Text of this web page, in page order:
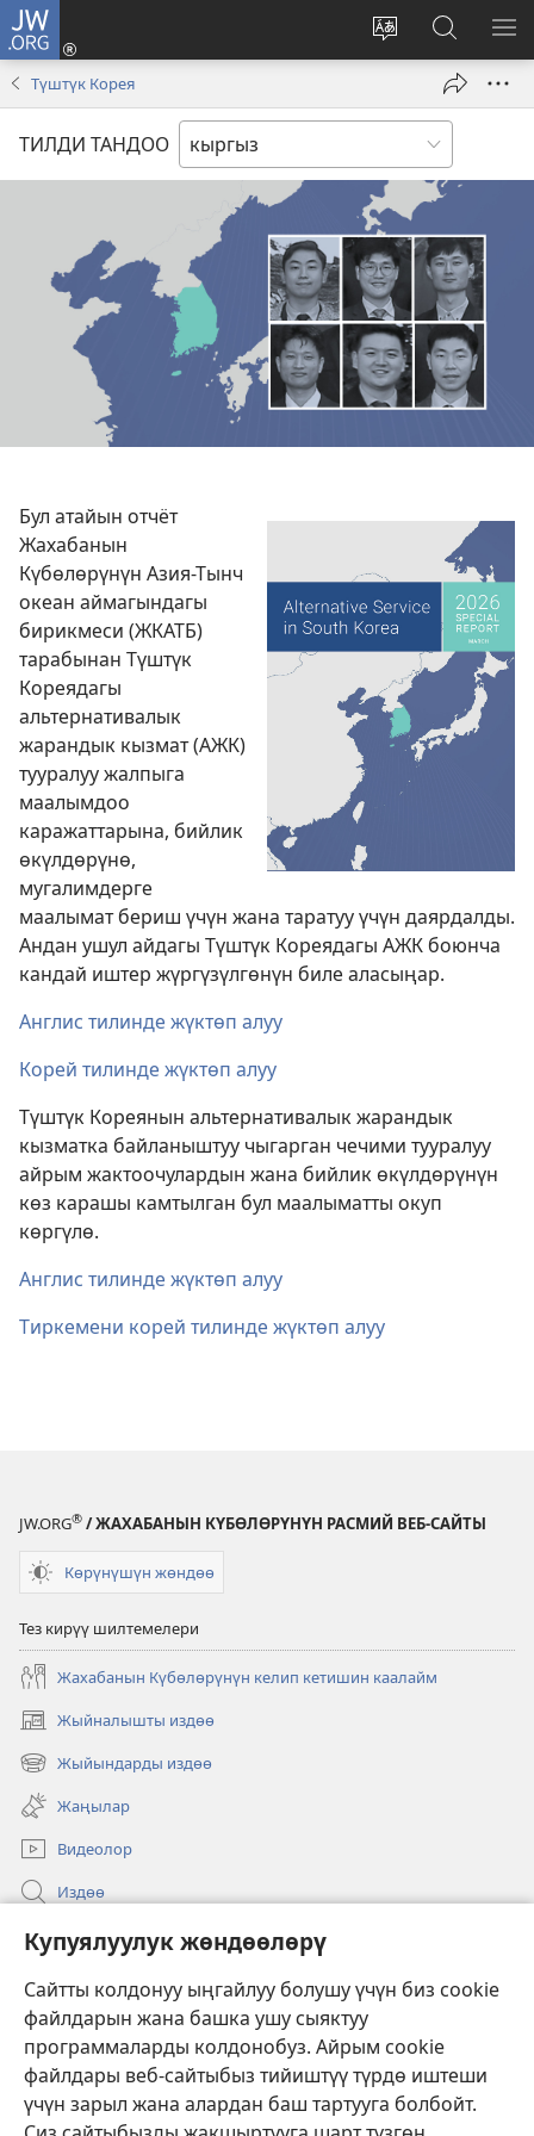
Купуялуулук жөндөөлөрү
Сайтты колдонуу ыңгайлуу болушу үчүн биз cookie
файлдарын жана башка ушу сыяктуу
программаларды колдонобуз. Айрым cookie
файлдары веб-сайтыбыз тийиштүү түрдө иштеши
үчүн зарыл жана алардан баш тартууга болбойт.
JW.ORG
Башка
тандоо
Кирүү
(жаңы
JW.ORG
сайтынан
издөө
Түштүк Корея
ТИЛДИ ТАНДОО
Бул атайын отчёт
Жахабанын
Күбөлөрүнүн Азия-Тынч
океан аймагындагы
бирикмеси (ЖКАТБ)
тарабынан Түштүк
Кореядагы
альтернативалык
жарандык кызмат (АЖК)
тууралуу жалпыга
маалымдоо
каражаттарына, бийлик
өкүлдөрүнө,
мугалимдерге
маалымат бериш үчүн жана таратуу үчүн даярдалды.
Андан ушул айдагы Түштүк Кореядагы АЖК боюнча
кандай иштер жүргүзүлгөнүн биле аласыңар.
Англис тилинде жүктөп алуу
Корей тилинде жүктөп алуу
Түштүк Кореянын альтернативалык жарандык
кызматка байланыштуу чыгарган чечими тууралуу
айрым жактоочулардын жана бийлик өкүлдөрүнүн
көз карашы камтылган бул маалыматты окуп
көргүлө.
Англис тилинде жүктөп алуу
Тиркемени корей тилинде жүктөп алуу
JW.ORG® / ЖАХАБАНЫН КҮБӨЛӨРҮНҮН РАСМИЙ ВЕБ-САЙТЫ
Көрүнүшүн жөндөө
Тез кирүү шилтемелери
Жахабанын Күбөлөрүнүн келип кетишин каалайм
Жыйналышты издөө
(жаңы
терезе
ачат)
Жыйындарды издөө
(жаңы
терезе
ачат)
Жаңылар
Видеолор
Издөө
Бийлик өкүлдөрү үчүн маалымат
Тартуулар
(жаңы
терезе
ачат)
ОНЛАЙН КИТЕПКАНА
(жаңы